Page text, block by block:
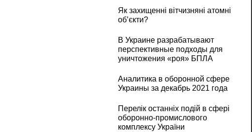
Як захищенні вітчизняні атомні
об’єкти?
В Украине разрабатывают
перспективные подходы для
уничтожения «роя» БПЛА
Аналитика в оборонной сфере
Украины за декабрь 2021 года
Перелік останніх подій в сфері
оборонно-промислового
комплексу України